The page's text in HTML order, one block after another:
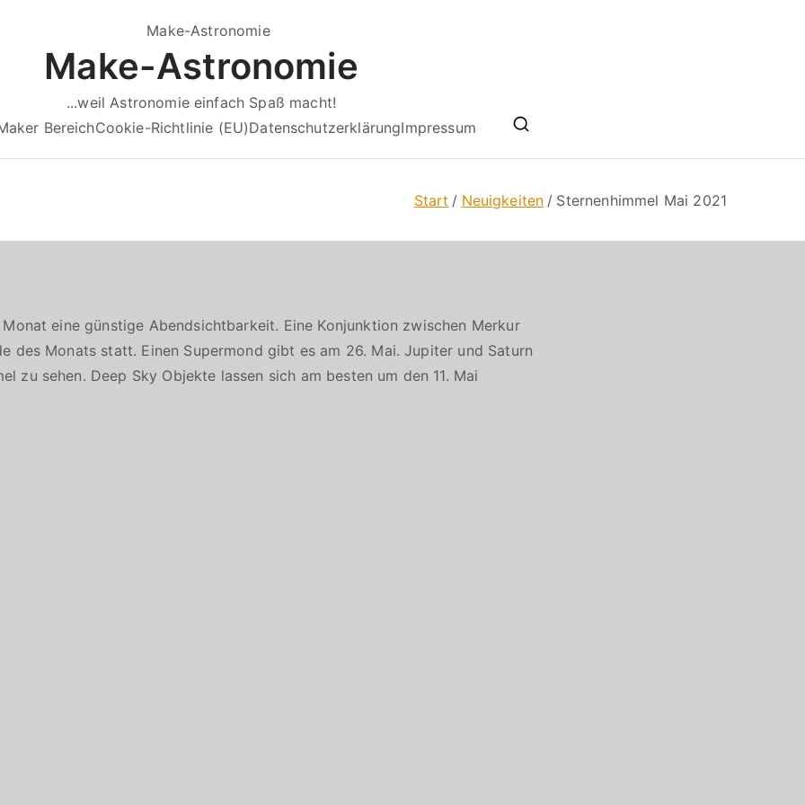
Make-Astronomie
...weil Astronomie einfach Spaß macht!
BereichCookie-Richtlinie (EU)DatenschutzerklärungImpressum
Start Neuigkeiten Sternenhimmel Mai 2021
eine günstige Abendsichtbarkeit. Eine Konjunktion zwischen Merkur
des Monats statt. Einen Supermond gibt es am 26. Mai. Jupiter und Saturn
zu sehen. Deep Sky Objekte lassen sich am besten um den 11. Mai